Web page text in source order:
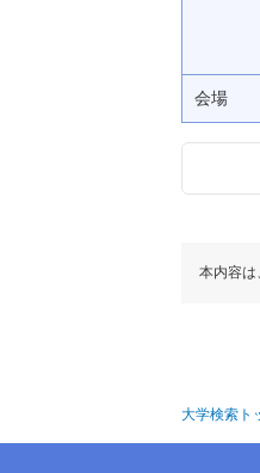
会場
本内容は
大学検索ト